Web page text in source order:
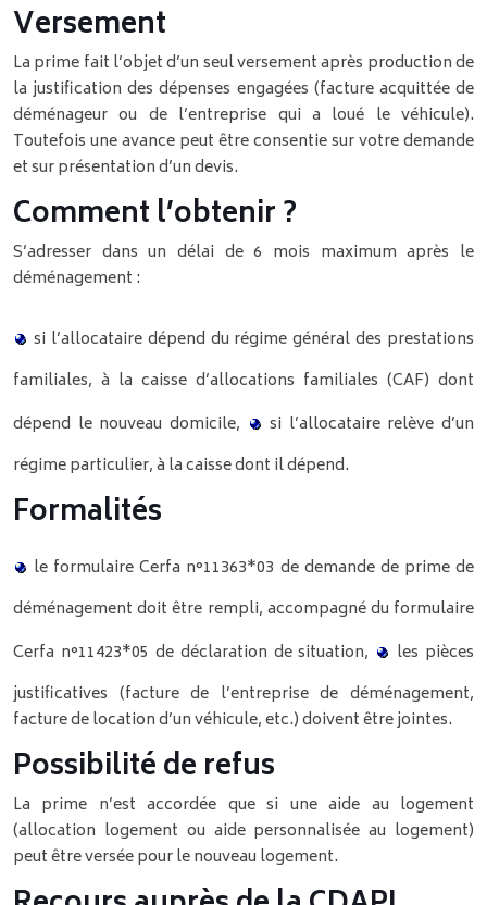
Versement
La prime fait l’objet d’un seul versement après production de
la justification des dépenses engagées (facture acquittée de
déménageur ou de l’entreprise qui a loué le véhicule).
Toutefois une avance peut être consentie sur votre demande
et sur présentation d’un devis.
Comment l’obtenir ?
S’adresser dans un délai de 6 mois maximum après le
déménagement :
si l’allocataire dépend du régime général des prestations
familiales, à la caisse d’allocations familiales (CAF) dont
dépend le nouveau domicile,
si l’allocataire relève d’un
régime particulier, à la caisse dont il dépend.
Formalités
le formulaire Cerfa n°11363*03 de demande de prime de
déménagement doit être rempli, accompagné du formulaire
Cerfa n°11423*05 de déclaration de situation,
les pièces
justificatives (facture de l’entreprise de déménagement,
facture de location d’un véhicule, etc.) doivent être jointes.
Possibilité de refus
La prime n’est accordée que si une aide au logement
(allocation logement ou aide personnalisée au logement)
peut être versée pour le nouveau logement.